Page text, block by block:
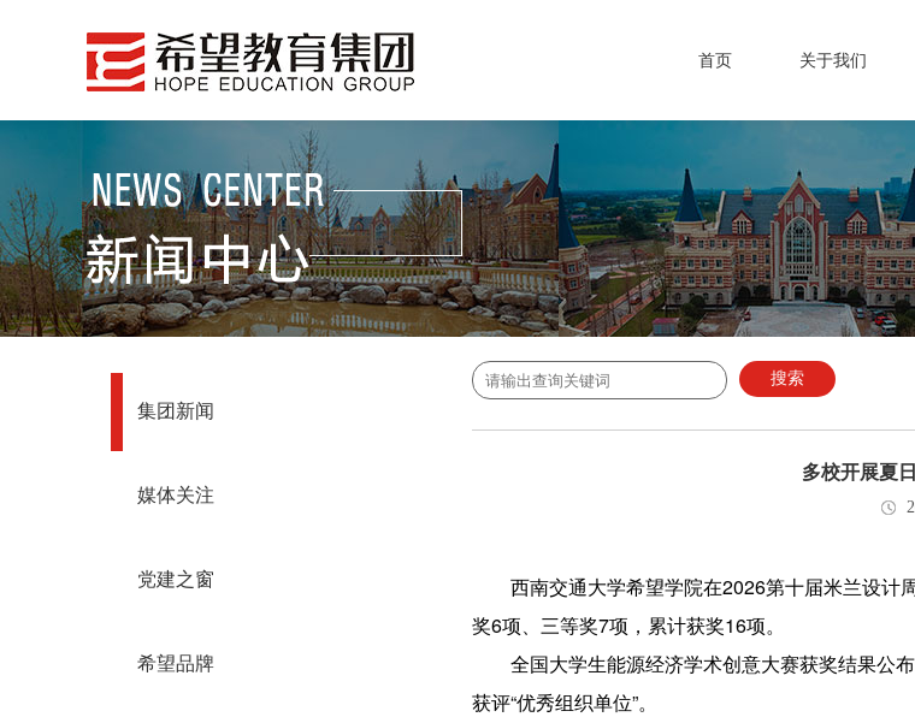
首页 关于我们
集团新闻
媒体关注
党建之窗
希望品牌
搜索
多校开展夏
西南交通大学希望学院在2026第十届米兰设
奖6项、三等奖7项，累计获奖16项。
全国大学生能源经济学术创意大赛获奖结果公
获评“优秀组织单位”。